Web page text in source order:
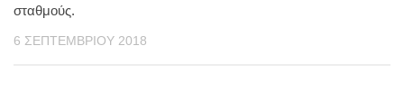
σταθμούς.
6 ΣΕΠΤΕΜΒΡΊΟΥ 2018